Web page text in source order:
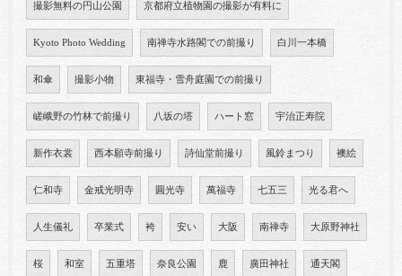
撮影無料の円山公園 京都府立植物園の撮影が有料に
Kyoto Photo Wedding 南禅寺水路閣での前撮り 白川一本橋
和傘 撮影小物 東福寺・雪舟庭園での前撮り
嵯峨野の竹林で前撮り 八坂の塔 ハート窓 宇治正寿院
新作衣裳 西本願寺前撮り 詩仙堂前撮り 風鈴まつり 襖絵
仁和寺 金戒光明寺 圓光寺 萬福寺 七五三 光る君へ
人生儀礼 卒業式 袴 安い 大阪 南禅寺 大原野神社
桜 和室 五重塔 奈良公園 鹿 廣田神社 通天閣